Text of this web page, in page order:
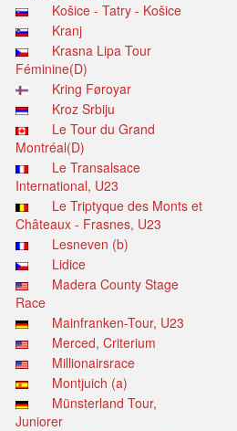
Košice - Tatry - Košice
Kranj
Krasna Lipa Tour
Féminine(D)
Kring Føroyar
Kroz Srbiju
Le Tour du Grand
Montréal(D)
Le Transalsace
International, U23
Le Triptyque des Monts et
Châteaux - Frasnes, U23
Lesneven (b)
Lidice
Madera County Stage
Race
Mainfranken-Tour, U23
Merced, Criterium
Millionairsrace
Montjuich (a)
Münsterland Tour,
Juniorer